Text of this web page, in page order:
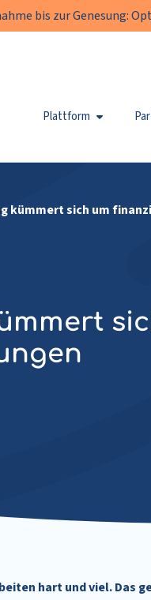
bis zur Genesung:
Plattform
kümmert sich um
hart und viel. Das